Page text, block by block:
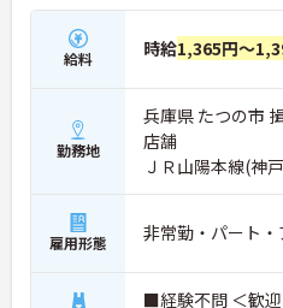
給料 時給1,365円～
勤務地
兵庫県 たつの市
店舗
ＪＲ山陽本線(神
分
雇用形態 非常勤・パート・
■経験不問 ＜歓